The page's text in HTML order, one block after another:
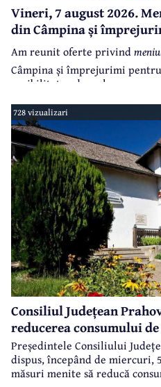
Vineri, 7 august 2026.
din Câmpina și
Am reunit oferte privind
Câmpina și împrejurimi
posibilitatea de a alege.
728 vizualizari
Consiliul Județean
reducerea consumului
Președintele Consiliului
dispus, începând de miercuri,
măsuri menite să reducă